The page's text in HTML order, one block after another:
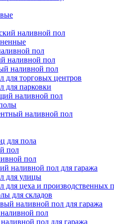
наливной пол
пол
наливной пол
наливной пол
для торговых центров
для парковки
наливной пол
наливной пол
для пола
пол
пол
наливной пол для гаража
для улицы
для цеха и производственных
для складов
наливной пол для гаража
пол
пол для гаража